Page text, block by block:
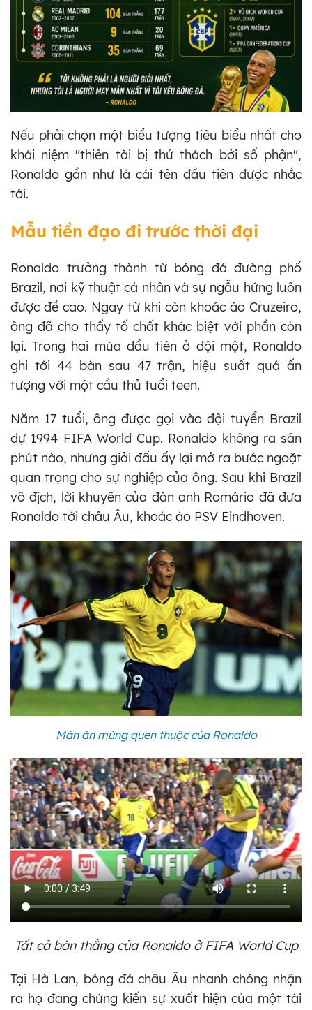
Nếu phải chọn một biểu tượng tiêu biểu nhất cho
khái niệm "thiên tài bị thử thách bởi số phận",
Ronaldo gần như là cái tên đầu tiên được nhắc
tới.
Mẫu tiền đạo đi trước thời đại
Ronaldo trưởng thành từ bóng đá đường phố
Brazil, nơi kỹ thuật cá nhân và sự ngẫu hứng luôn
được đề cao. Ngay từ khi còn khoác áo Cruzeiro,
ông đã cho thấy tố chất khác biệt với phần còn
lại. Trong hai mùa đầu tiên ở đội một, Ronaldo
ghi tới 44 bàn sau 47 trận, hiệu suất quá ấn
tượng với một cầu thủ tuổi teen.
Năm 17 tuổi, ông được gọi vào đội tuyển Brazil
dự 1994 FIFA World Cup. Ronaldo không ra sân
phút nào, nhưng giải đấu ấy lại mở ra bước ngoặt
quan trọng cho sự nghiệp của ông. Sau khi Brazil
vô địch, lời khuyên của đàn anh Romário đã đưa
Ronaldo tới châu Âu, khoác áo PSV Eindhoven.
Màn ăn mừng quen thuộc của Ronaldo
Tất cả bàn thắng của Ronaldo ở FIFA World Cup
Tại Hà Lan, bóng đá châu Âu nhanh chóng nhận
ra họ đang chứng kiến sự xuất hiện của một tài